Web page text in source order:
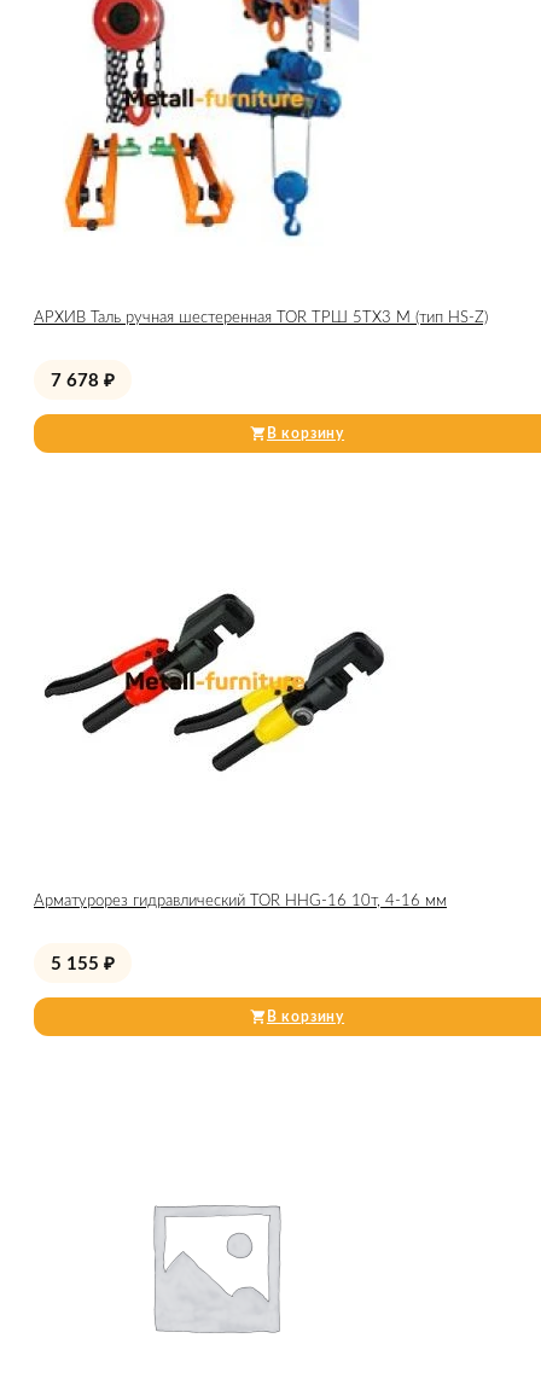
АРХИВ Таль ручная шестеренная TOR ТРШ 5ТХ3 М (тип HS-Z)
7 678 ₽
В корзину
Арматурорез гидравлический TOR HHG-16 10т, 4-16 мм
5 155 ₽
В корзину